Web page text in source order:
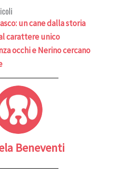
un cane dalla storia
carattere unico
occhi e Nerino cercano
Beneventi